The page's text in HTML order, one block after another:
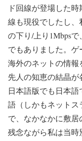
ド回線が登場した
線も現役でしたし
の下り/上り1Mbps
でもありました。ゲ
海外のネットの情
先人の知恵の結晶
日本語版でも日本
語（しかもネットス
で、なかなかに敷居
残念ながら私は当